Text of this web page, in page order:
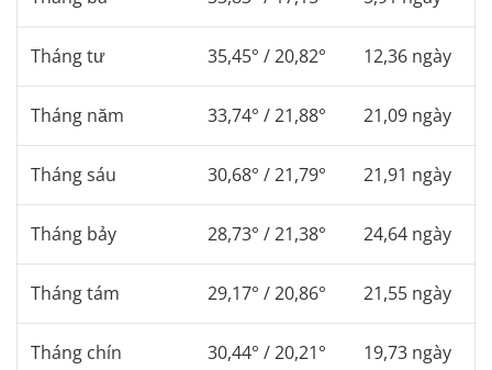
Tháng tư 35,45° / 20,82° 12,36 ngày
Tháng năm 33,74° / 21,88° 21,09 ngày
Tháng sáu 30,68° / 21,79° 21,91 ngày
Tháng bảy 28,73° / 21,38° 24,64 ngày
Tháng tám 29,17° / 20,86° 21,55 ngày
Tháng chín 30,44° / 20,21° 19,73 ngày